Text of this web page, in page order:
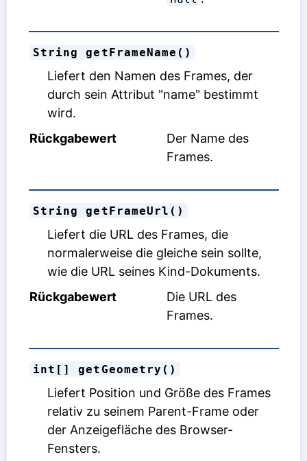
String getFrameName()
Liefert den Namen des Frames, der
durch sein Attribut "name" bestimmt
wird.
Rückgabewert
Der Name des
Frames.
String getFrameUrl()
Liefert die URL des Frames, die
normalerweise die gleiche sein sollte,
wie die URL seines Kind-Dokuments.
Rückgabewert
Die URL des
Frames.
int[] getGeometry()
Liefert Position und Größe des Frames
relativ zu seinem Parent-Frame oder
der Anzeigefläche des Browser-
Fensters.